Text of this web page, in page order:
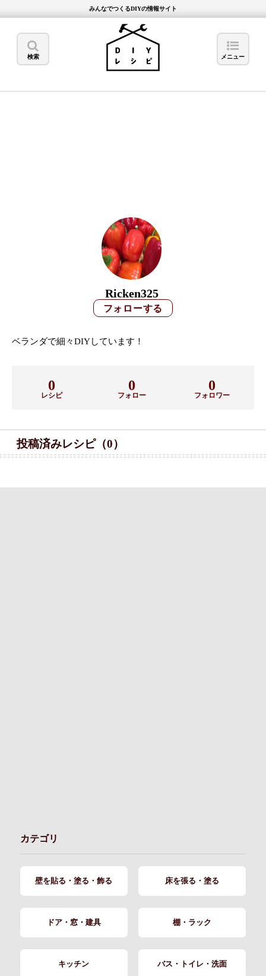
みんなでつくるDIYの情報サイト
検索 メニュー
Ricken325
ベランダで細々DIYしています！
0
レシピ
0
フォロー
0
フォロワー
投稿済みレシピ（0）
カテゴリ
壁を貼る・塗る・飾る 床を張る・塗る
ドア・窓・建具 棚・ラック
キッチン バス・トイレ・洗面